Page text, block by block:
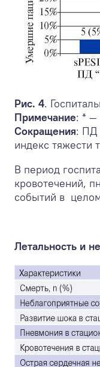
Рис. 4.
Примечание: * —
Сокращения: ПД
индекс тяжести
В период
кровотечений,
событий в
Летальность и